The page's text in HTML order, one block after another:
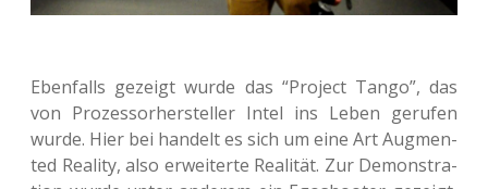
Eben­falls gezeigt wurde das “Pro­ject Tango”, das
von Pro­zes­sor­her­stel­ler Intel ins Leben geru­fen
wurde. Hier bei han­delt es sich um eine Art Aug­men­
ted Rea­li­ty, also erwei­ter­te Rea­li­tät. Zur Demons­tra­